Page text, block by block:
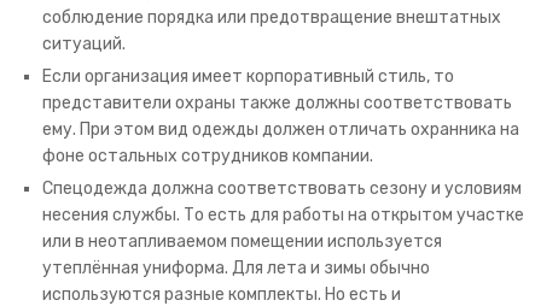
соблюдение порядка или предотвращение внештатных
ситуаций.
Если организация имеет корпоративный стиль, то
представители охраны также должны соответствовать
ему. При этом вид одежды должен отличать охранника на
фоне остальных сотрудников компании.
Спецодежда должна соответствовать сезону и условиям
несения службы. То есть для работы на открытом участке
или в неотапливаемом помещении используется
утеплённая униформа. Для лета и зимы обычно
используются разные комплекты. Но есть и